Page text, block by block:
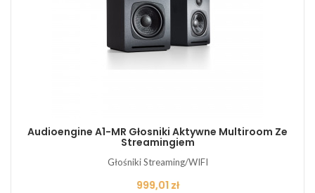
Audioengine A1-MR Głosniki Aktywne Multiroom Ze
Streamingiem
Głośniki Streaming/WIFI
Cena
999,01 zł